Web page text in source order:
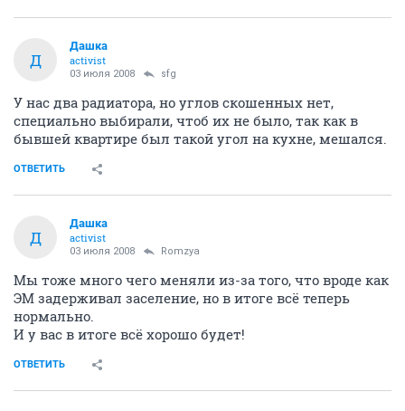
Д
Дашка
activist
03 июля 2008 sfg
У нас два радиатора, но углов скошенных нет,
специально выбирали, чтоб их не было, так как в
бывшей квартире был такой угол на кухне, мешался.
ОТВЕТИТЬ
Д
Дашка
activist
03 июля 2008 Romzya
Мы тоже много чего меняли из-за того, что вроде как
ЭМ задерживал заселение, но в итоге всё теперь
нормально.
И у вас в итоге всё хорошо будет!
ОТВЕТИТЬ